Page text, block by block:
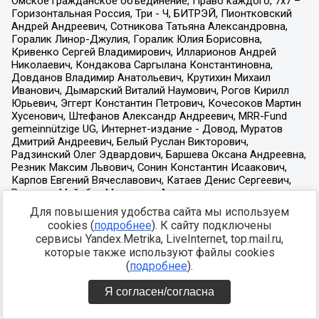
Для повышения удобства сайта мы используем
cookies (подробнее). К сайту подключены
сервисы Yandex.Metrika, LiveInternet, top.mail.ru,
которые также используют файлы cookies
(подробнее).
Я согласен/согласна